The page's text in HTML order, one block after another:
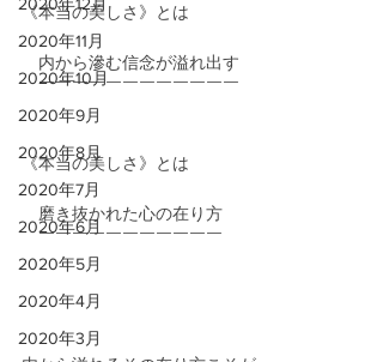
2020年11月
2020年10月
2020年9月
2020年8月
2020年7月
2020年6月
2020年5月
2020年4月
2020年3月
《本当の美しさ》とは
内から滲む信念が溢れ出す
￣￣￣￣￣￣￣￣￣￣￣￣
《本当の美しさ》とは
磨き抜かれた心の在り方
￣￣￣￣￣￣￣￣￣￣￣